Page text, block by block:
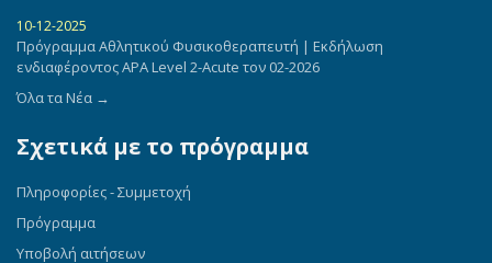
10-12-2025
Πρόγραμμα Αθλητικού Φυσικοθεραπευτή | Εκδήλωση
ενδιαφέροντος APA Level 2-Acute τον 02-2026
13-12-2022
Ειδικός Άσκησης»- Πρόγραμμα σεμιναρίων
Ενημέρωση - Πρόγραμμα Πιστοποίησης «Αθλητικός
Φυσικοθεραπευτής – Ειδικός Άσκησης»
20-05-2021
Όλα τα Νέα →
Σχετικά με το πρόγραμμα
Πληροφορίες - Συμμετοχή
Πρόγραμμα
Υποβολή αιτήσεων